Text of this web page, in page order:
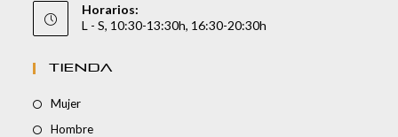
Horarios:
L - S, 10:30-13:30h, 16:30-20:30h
TIENDA
Mujer
Hombre